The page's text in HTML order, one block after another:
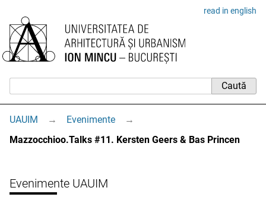
read in english
UAUIM → Evenimente
→
Mazzocchioo.Talks #11. Kersten Geers & Bas Princen
Evenimente UAUIM